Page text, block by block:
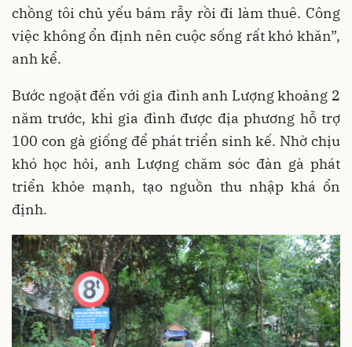
chồng tôi chủ yếu bám rẫy rồi đi làm thuê. Công
việc không ổn định nên cuộc sống rất khó khăn”,
anh kể.
Bước ngoặt đến với gia đình anh Lượng khoảng 2
năm trước, khi gia đình được địa phương hỗ trợ
100 con gà giống để phát triển sinh kế. Nhờ chịu
khó học hỏi, anh Lượng chăm sóc đàn gà phát
triển khỏe mạnh, tạo nguồn thu nhập khá ổn
định.